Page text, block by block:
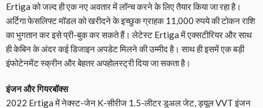
Ertiga को जल्द ही एक नए अवतार में लॉन्च करने के लिए तैयार किया जा रहा है।
अर्टिगा फेसलिफ्ट मॉडल को खरीदने के इच्छुक ग्राहक 11,000 रुपये की टोकन राशि
का भुगतान कर इसे प्री-बुक कर सकते हैं। लेटेस्ट Ertiga में एक्सटीरियर और साथ
ही केबिन के अंदर कई डिजाइन अपडेट मिलने की उम्मीद है। साथ ही इसमें एक बड़ी
इंफोटेनमेंट स्क्रीन और बेहतर अपहोलस्ट्री दिया जा सकता है।
इंजन और गियरबॉक्स
2022 Ertiga में नेक्स्ट-जेन K-सीरीज 1.5-लीटर डुअल जेट, ड्यूल VVT इंजन